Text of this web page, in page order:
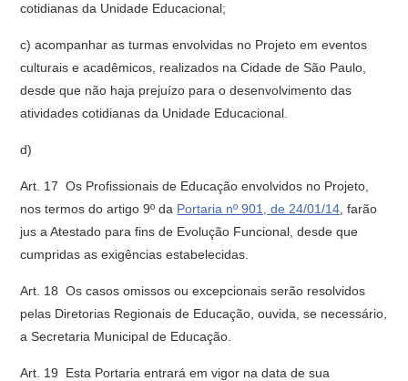
cotidianas da Unidade Educacional;
c) acompanhar as turmas envolvidas no Projeto em eventos
culturais e acadêmicos, realizados na Cidade de São Paulo,
desde que não haja prejuízo para o desenvolvimento das
atividades cotidianas da Unidade Educacional.
d)
Art. 17  Os Profissionais de Educação envolvidos no Projeto,
nos termos do artigo 9º da Portaria nº 901, de 24/01/14 , farão
jus a Atestado para fins de Evolução Funcional, desde que
cumpridas as exigências estabelecidas.
Art. 18  Os casos omissos ou excepcionais serão resolvidos
pelas Diretorias Regionais de Educação, ouvida, se necessário,
a Secretaria Municipal de Educação.
Art. 19  Esta Portaria entrará em vigor na data de sua